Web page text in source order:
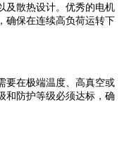
及散热设计。优秀的电机
确保在连续高负荷运转下
在极端温度、高真空或
和防护等级必须达标，确